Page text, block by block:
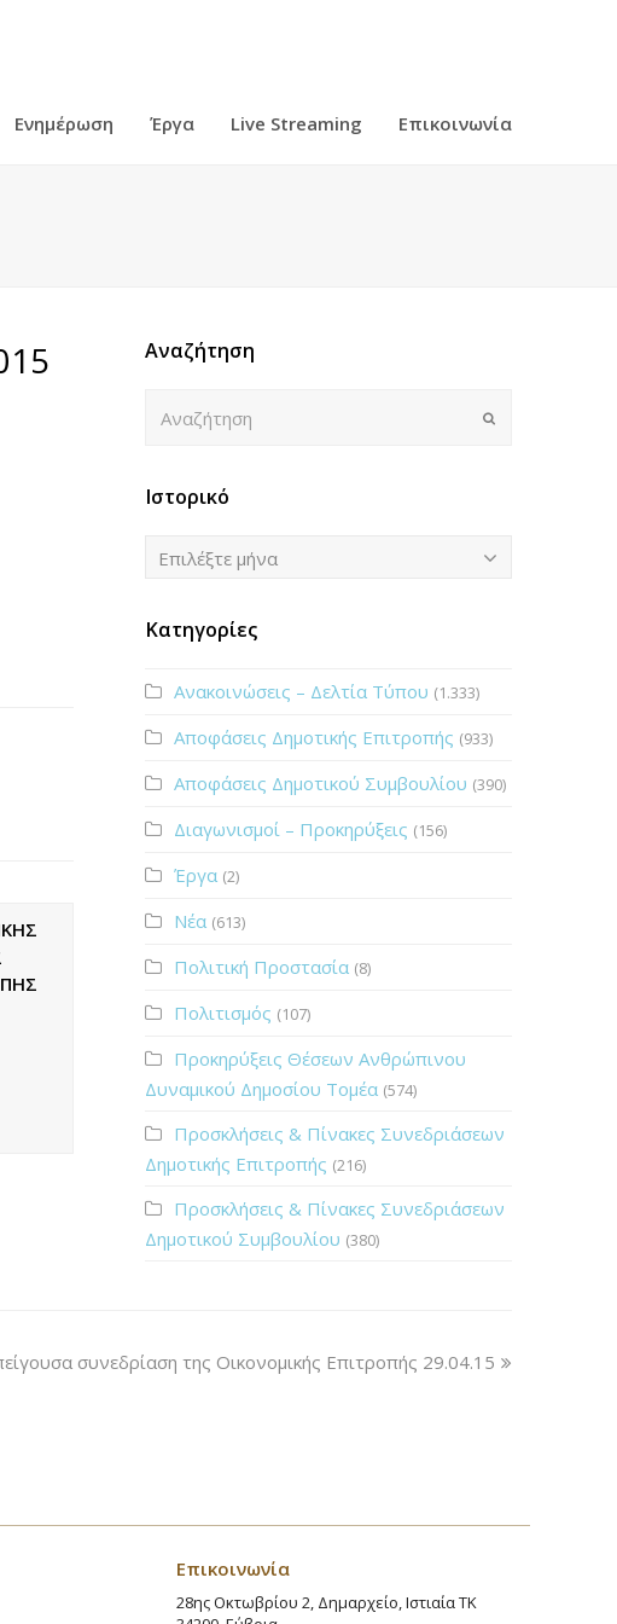
Ενημέρωση Έργα Live Streaming Επικοινωνία
Αναζήτηση
Ιστορικό
Ιστορικό
Επιλέξτε μήνα
Κατηγορίες
Ανακοινώσεις – Δελτία Τύπου (1.333)
Αποφάσεις Δημοτικής Επιτροπής (933)
Αποφάσεις Δημοτικού Συμβουλίου (390)
Διαγωνισμοί – Προκηρύξεις (156)
Έργα (2)
Νέα (613)
Πολιτική Προστασία (8)
Πολιτισμός (107)
Προκηρύξεις Θέσεων Ανθρώπινου
Δυναμικού Δημοσίου Τομέα (574)
Προσκλήσεις & Πίνακες Συνεδριάσεων
Δημοτικής Επιτροπής (216)
Προσκλήσεις & Πίνακες Συνεδριάσεων
Δημοτικού Συμβουλίου (380)
συνεδρίαση της Οικονομικής Επιτροπής 29.04.15
Επικοινωνία
28ης Οκτωβρίου 2, Δημαρχείο, Ιστιαία ΤΚ